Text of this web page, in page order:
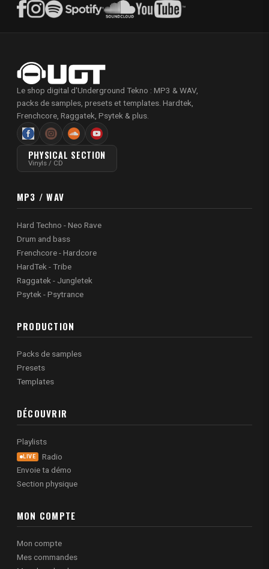
Le shop digital d'Underground Tekno : MP3 & WAV,
packs de samples, presets et templates. Hardtek,
Frenchcore, Raggatek, Psytek & plus.
PHYSICAL SECTION
Vinyls / CD
MP3 / WAV
Hard Techno - Neo Rave
Drum and bass
Frenchcore - Hardcore
HardTek - Tribe
Raggatek - Jungletek
Psytek - Psytrance
PRODUCTION
Packs de samples
Presets
Templates
DÉCOUVRIR
Playlists
LIVE
Radio
Envoie ta démo
Section physique
MON COMPTE
Mon compte
Mes commandes